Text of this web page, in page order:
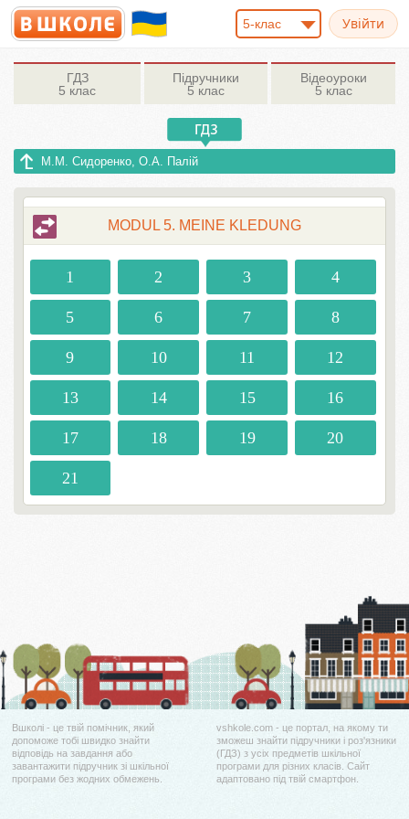
5-клас
ГДЗ
5 клас
Підручники
5 клас
Відеоуроки
5 клас
М.М. Сидоренко, О.А. Палій
MODUL 5. MEINE KLEDUNG
1 2 3 4
5 6 7 8
9 10 11 12
13 14 15 16
17 18 19 20
21
Вшколі - це твій помічник, який
допоможе тобі швидко знайти
відповідь на завдання або
завантажити підручник зі шкільної
програми без жодних обмежень.
vshkole.com - це портал, на якому ти
зможеш знайти підручники і роз'язники
(ГДЗ) з усіх предметів шкільної
програми для різних класів. Сайт
адаптовано під твій смартфон.